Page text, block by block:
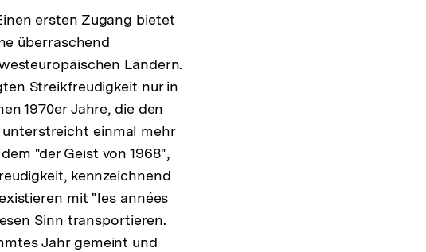
ersten Zugang bietet
überraschend
Ländern.
Streikfreudigkeit nur in
1970er Jahre, die den
einmal mehr
"der Geist von 1968",
kennzeichnend
mit "les années
Sinn transportieren.
Jahr gemeint und